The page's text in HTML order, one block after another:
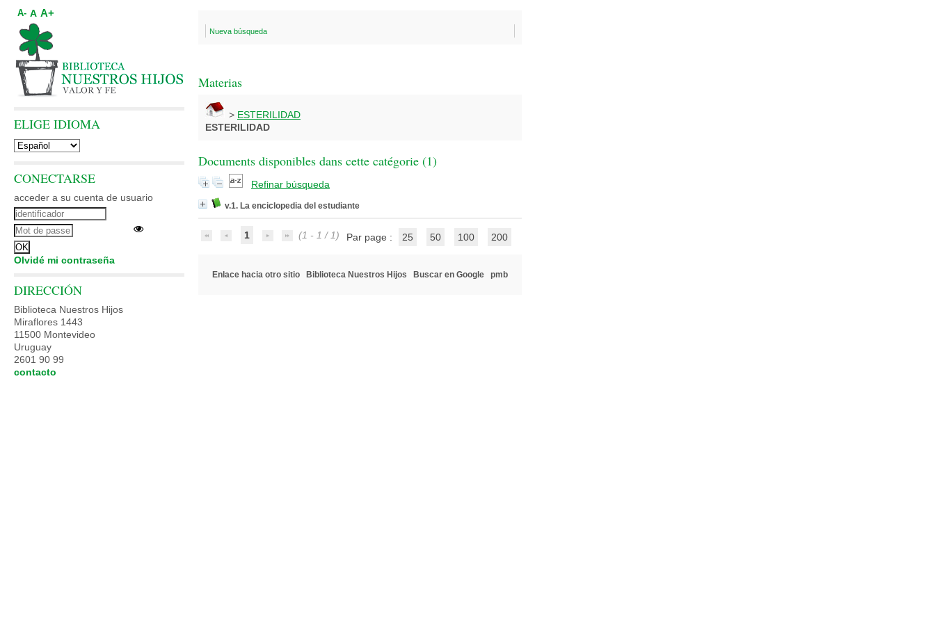
Nueva búsqueda
Materias
> ESTERILIDAD
ESTERILIDAD
Documents disponibles dans cette catégorie (1)
Refinar búsqueda
v.1. La enciclopedia del estudiante
1 (1 - 1 / 1) Par page : 25 50 100 200
Enlace hacia otro sitio Biblioteca Nuestros Hijos Buscar en Google pmb
A- A A+
ELIGE IDIOMA
CONECTARSE
acceder a su cuenta de usuario
Olvidé mi contraseña
DIRECCIÓN
Biblioteca Nuestros Hijos
Miraflores 1443
11500 Montevideo
Uruguay
2601 90 99
contacto